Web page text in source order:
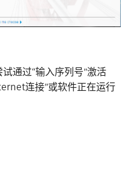
通过“输入序列号”激活
连接”或软件正在运行